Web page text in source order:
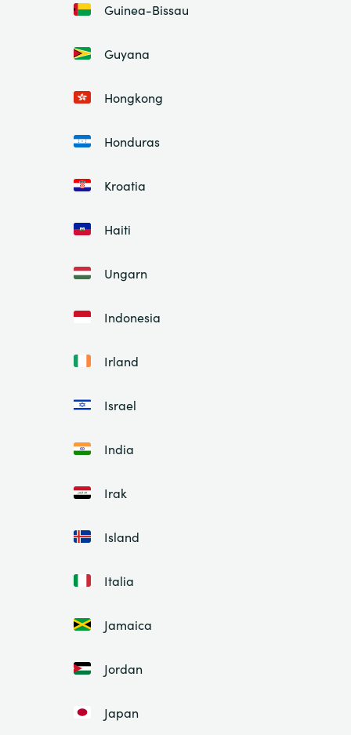
Guinea-Bissau
Guyana
Hongkong
Honduras
Kroatia
Haiti
Ungarn
Indonesia
Irland
Israel
India
Irak
Island
Italia
Jamaica
Jordan
Japan